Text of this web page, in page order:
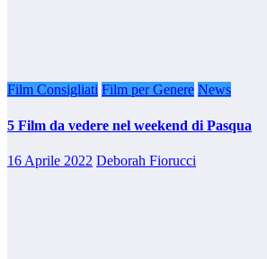
Film Consigliati Film per Genere News
5 Film da vedere nel weekend di Pasqua
16 Aprile 2022 Deborah Fiorucci